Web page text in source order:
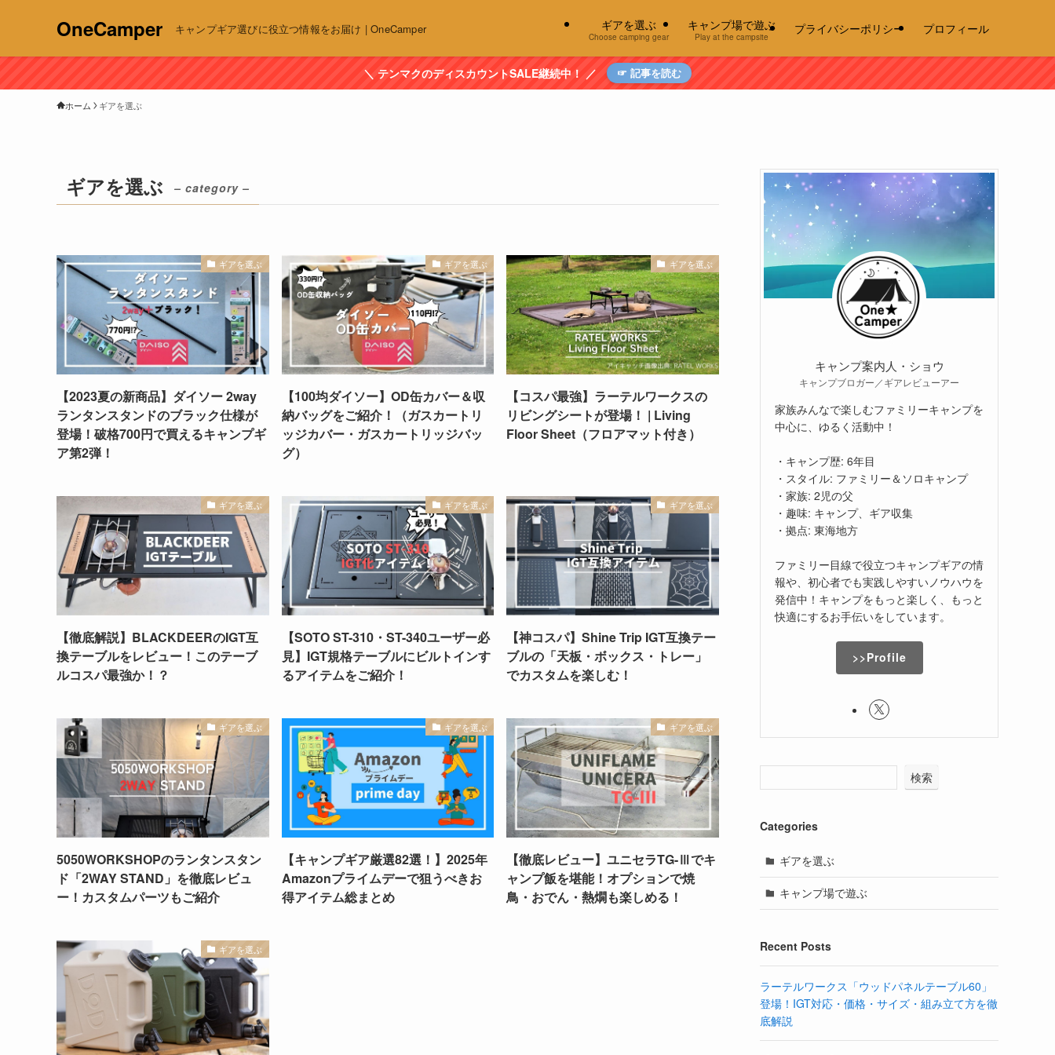
OneCamper キャンプギア選びに役立つ情報をお届け | OneCamper ギアを選ぶ
Choose camping gear
キャンプ場で遊ぶ
Play at the campsite
プライバシーポリシー プロフィール
＼ テンマクのディスカウントSALE継続中！ ／ ☞ 記事を読む
ホーム ギアを選ぶ
ギアを選ぶ – category –
ギアを選ぶ
【2023夏の新商品】ダイソー 2way
ランタンスタンドのブラック仕様が
登場！破格700円で買えるキャンプギ
ア第2弾！
ギアを選ぶ
【100均ダイソー】OD缶カバー＆収
納バッグをご紹介！（ガスカートリ
ッジカバー・ガスカートリッジバッ
グ）
ギアを選ぶ
【コスパ最強】ラーテルワークスの
リビングシートが登場！ | Living
Floor Sheet（フロアマット付き）
ギアを選ぶ
【徹底解説】BLACKDEERのIGT互
換テーブルをレビュー！このテーブ
ルコスパ最強か！？
ギアを選ぶ
【SOTO ST-310・ST-340ユーザー必
見】IGT規格テーブルにビルトインす
るアイテムをご紹介！
ギアを選ぶ
【神コスパ】Shine Trip IGT互換テー
ブルの「天板・ボックス・トレー」
でカスタムを楽しむ！
ギアを選ぶ
5050WORKSHOPのランタンスタン
ド「2WAY STAND」を徹底レビュ
ー！カスタムパーツもご紹介
ギアを選ぶ
【キャンプギア厳選82選！】2025年
Amazonプライムデーで狙うべきお
得アイテム総まとめ
ギアを選ぶ
【徹底レビュー】ユニセラTG-Ⅲでキ
ャンプ飯を堪能！オプションで焼
鳥・おでん・熱燗も楽しめる！
ギアを選ぶ
キャンプ案内人・ショウ
キャンプブロガー／ギアレビューアー
家族みんなで楽しむファミリーキャンプを
中心に、ゆるく活動中！
・キャンプ歴: 6年目
・スタイル: ファミリー＆ソロキャンプ
・家族: 2児の父
・趣味: キャンプ、ギア収集
・拠点: 東海地方
ファミリー目線で役立つキャンプギアの情
報や、初心者でも実践しやすいノウハウを
発信中！キャンプをもっと楽しく、もっと
快適にするお手伝いをしています。
>>Profile
検索
Categories
ギアを選ぶ
キャンプ場で遊ぶ
Recent Posts
ラーテルワークス「ウッドパネルテーブル60」
登場！IGT対応・価格・サイズ・組み立て方を徹
底解説